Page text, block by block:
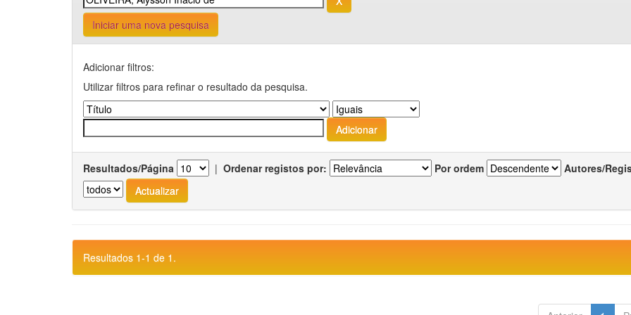
Iniciar uma nova pesquisa
Adicionar filtros:
Utilizar filtros para refinar o resultado da pesquisa.
Resultados/Página | Ordenar registos por: Por ordem Autores/
Resultados 1-1 de 1.